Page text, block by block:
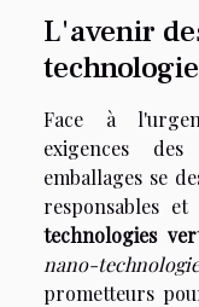
L'avenir
Face à
exigences
emballages se
responsables
technologies
nano-technologie
prometteurs